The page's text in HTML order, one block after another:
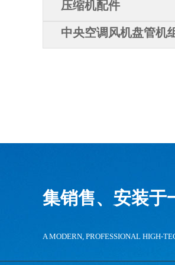
压缩机配件
中央空调风机盘管机
集销售、安装于
A MODERN, PROFESSIONAL HIGH-